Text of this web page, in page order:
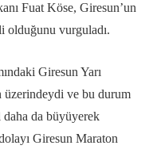
Fuat Köse, Giresun’un
olduğunu vurguladı.
Giresun Yarı
üzerindeydi ve bu durum
da büyüyerek
Giresun Maraton